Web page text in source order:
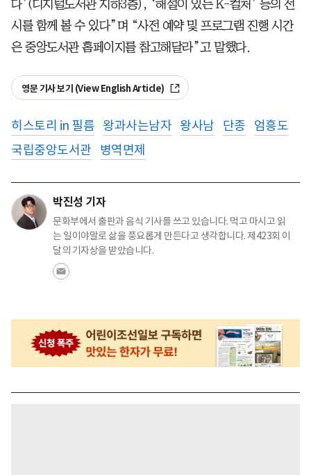
다’(디지털도서관 지하3층), ‘해설이 있는 K-컬처’ 등의 전
시를 함께 볼 수 있다”며 “사전 예약 및 프로그램 진행 시간
은 중앙도서관 홈페이지를 참고해달라”고 말했다.
영문 기사 보기 (View English Article)
히스토리 in 필름 왕과사는남자 왕사남 단종
엄흥도
국립중앙도서관
병역면제
박진성 기자
문화부에서 출판과 음식 기사를 쓰고 있습니다. 먹고 마시고 읽
는 일이야말로 삶을 풍요롭게 만든다고 생각합니다. 제423회 이
달의 기자상을 받았습니다.